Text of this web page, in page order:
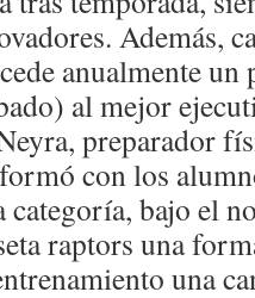
Además,
anualmente
al mejor
preparador
con los
categoría, bajo el
raptors una
una